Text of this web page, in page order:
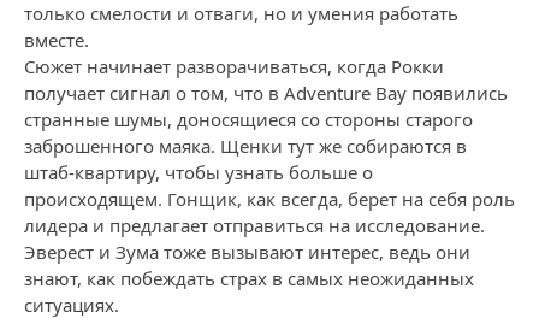
только смелости и отваги, но и умения работать
вместе.
Сюжет начинает разворачиваться, когда Рокки
получает сигнал о том, что в Adventure Bay появились
странные шумы, доносящиеся со стороны старого
заброшенного маяка. Щенки тут же собираются в
штаб-квартиру, чтобы узнать больше о
происходящем. Гонщик, как всегда, берет на себя роль
лидера и предлагает отправиться на исследование.
Эверест и Зума тоже вызывают интерес, ведь они
знают, как побеждать страх в самых неожиданных
ситуациях.